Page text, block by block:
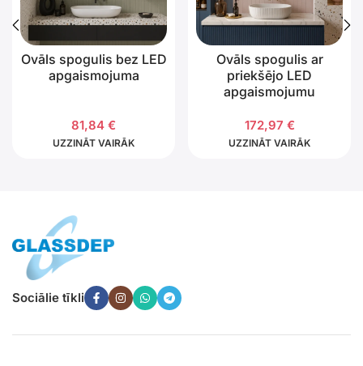
Ovāls spogulis bez LED
apgaismojuma
81,84 €
UZZINĀT VAIRĀK
Ovāls spogulis ar
priekšējo LED
apgaismojumu
172,97 €
UZZINĀT VAIRĀK
Sociālie tīkli